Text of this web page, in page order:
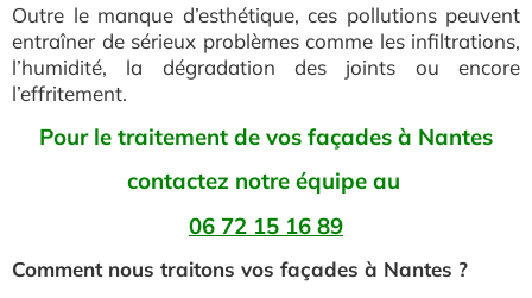
Outre le manque d’esthétique, ces pollutions peuvent
entraîner de sérieux problèmes comme les infiltrations,
l’humidité, la dégradation des joints ou encore
l’effritement.
Pour le traitement de vos façades à Nantes
contactez notre équipe au
06 72 15 16 89
Comment nous traitons vos façades à Nantes ?